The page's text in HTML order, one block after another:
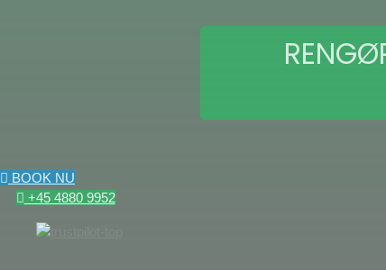
BOOK NU
+45 4880 9952